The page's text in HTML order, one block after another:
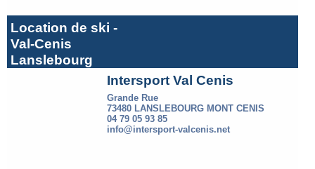
Location de ski -
Val-Cenis
Lanslebourg
Intersport Val Cenis
Grande Rue
73480 LANSLEBOURG MONT CENIS
04 79 05 93 85
info@intersport-valcenis.net